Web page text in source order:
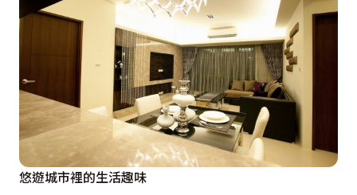
悠遊城市裡的生活趣味